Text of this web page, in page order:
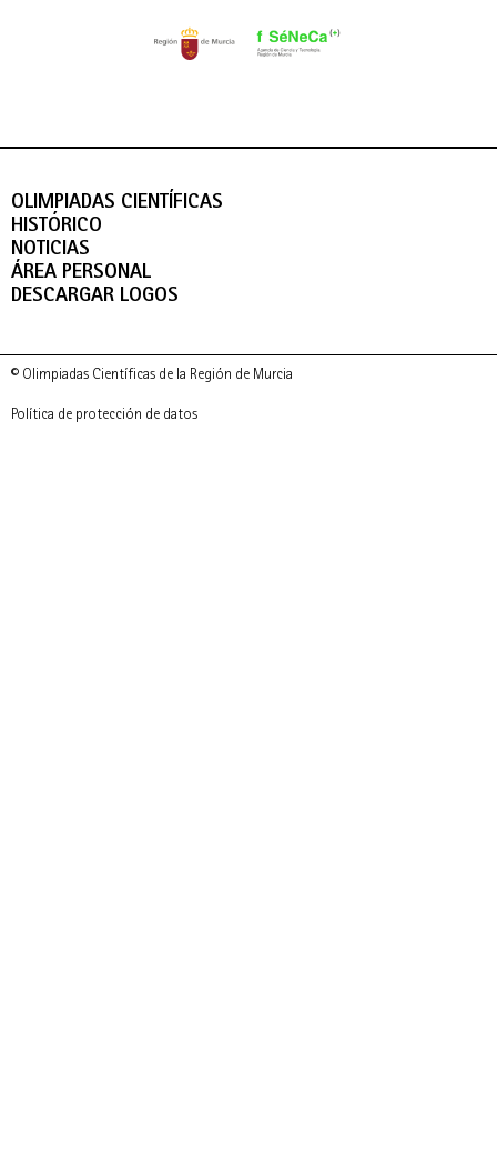
OLIMPIADAS CIENTÍFICAS
HISTÓRICO
NOTICIAS
ÁREA PERSONAL
DESCARGAR LOGOS
© Olimpiadas Científicas de la Región de Murcia
Política de protección de datos